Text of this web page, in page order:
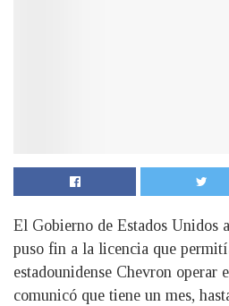
El Gobierno de Estados Unidos
puso fin a la licencia que
estadounidense Chevron operar
comunicó que tiene un mes,